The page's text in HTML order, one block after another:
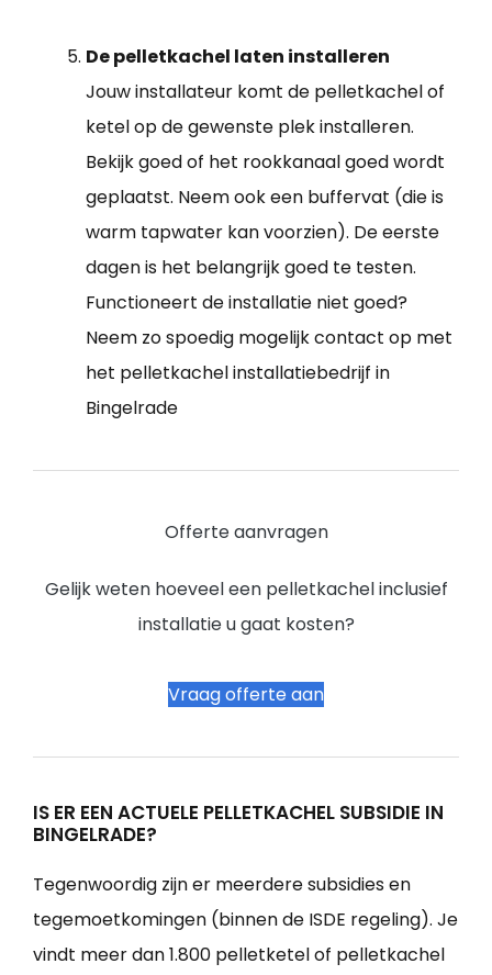
De pelletkachel laten installeren
Jouw installateur komt de pelletkachel of
ketel op de gewenste plek installeren.
Bekijk goed of het rookkanaal goed wordt
geplaatst. Neem ook een buffervat (die is
warm tapwater kan voorzien). De eerste
dagen is het belangrijk goed te testen.
Functioneert de installatie niet goed?
Neem zo spoedig mogelijk contact op met
het pelletkachel installatiebedrijf in
Bingelrade
Offerte aanvragen
Gelijk weten hoeveel een pelletkachel inclusief
installatie u gaat kosten?
Vraag offerte aan
IS ER EEN ACTUELE PELLETKACHEL SUBSIDIE IN
BINGELRADE?
Tegenwoordig zijn er meerdere subsidies en
tegemoetkomingen (binnen de ISDE regeling). Je
vindt meer dan 1.800 pelletketel of pelletkachel